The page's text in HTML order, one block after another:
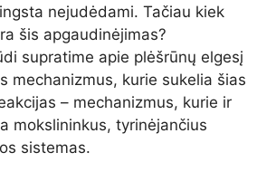
nejudėdami. Tačiau kiek
šis apgaudinėjimas?
supratime apie plėšrūnų elgesį
mechanizmus, kurie sukelia šias
– mechanizmus, kurie ir
mokslininkus, tyrinėjančius
sistemas.